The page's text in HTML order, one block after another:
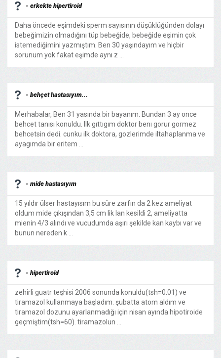
- erkekte hipertiroid
Daha öncede eşimdeki sperm sayısının düşüklüğünden dolayı
bebeğimizin olmadığını tüp bebeğide, bebeğide eşimin çok
istemediğimini yazmıştım. Ben 30 yaşındayım ve hiçbir
sorunum yok fakat eşimde aynı z ...
- behçet hastasıyım...
Merhabalar, Ben 31 yasında bir bayanım. Bundan 3 ay once
behcet tanısı konuldu. Ilk gıttıgım doktor benı gorur gormez
behcetsin dedi. cunku ilk doktora, gozlerimde iltahaplanma ve
ayagımda bir eritem ...
- mide hastasıyım
15 yıldır ülser hastayısım bu süre zarfın da 2 kez ameliyat
oldum mide çıkışından 3,5 cm lik lan kesildi 2, ameliyatta
mienin 4/3 alındı ve vucudumda aşırı şekilde kan kaybı var ve
bunun nereden k ...
- hipertiroid
zehirli guatr teşhisi 2006 sonunda konuldu(tsh=0.01) ve
tiramazol kullanmaya başladım. şubatta atom aldım ve
tiramazol dozunu ayarlanmadığı için nisan ayında hipotiroide
geçmiştim(tsh=60). tiramazolun ...